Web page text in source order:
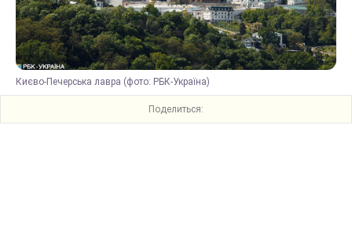
Києво-Печерська лавра (фото: РБК-Україна)
Поделиться: